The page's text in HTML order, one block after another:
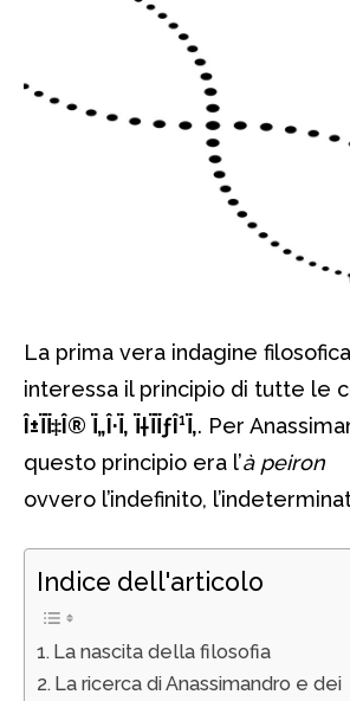
La prima vera indagine filosofica
interessa il principio di tutte le
Î±ÏÏ‡Î® Ï„Î·Ï‚ Ï†ÏÏƒÎ¹Ï‚. Per
questo principio era l’à peiron
ovvero l’indefinito,
Indice dell'articolo
La nascita della filosofia
La ricerca di Anassimandro e dei